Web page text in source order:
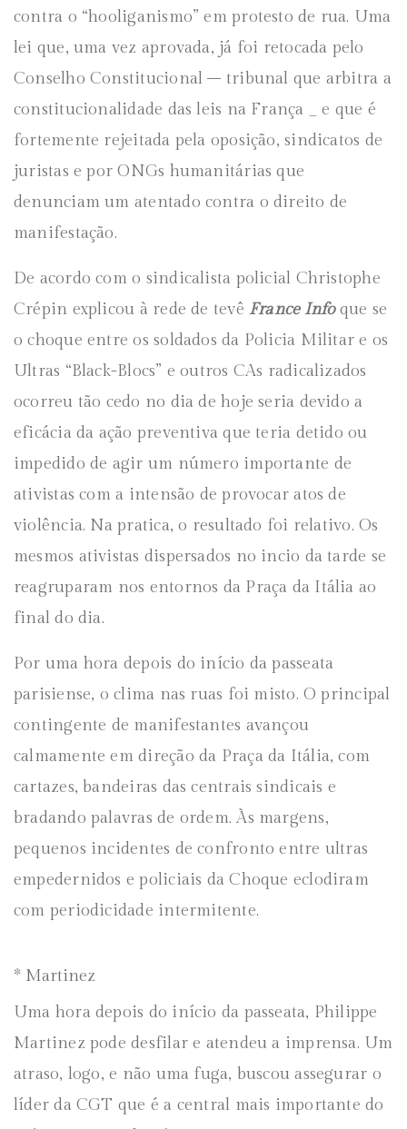
contra o “hooliganismo” em protesto de rua. Uma
lei que, uma vez aprovada, já foi retocada pelo
Conselho Constitucional – tribunal que arbitra a
constitucionalidade das leis na França _ e que é
fortemente rejeitada pela oposição, sindicatos de
juristas e por ONGs humanitárias que
denunciam um atentado contra o direito de
manifestação.
De acordo com o sindicalista policial Christophe
Crépin explicou à rede de tevê France Infoque se
o choque entre os soldados da Policia Militar e os
Ultras “Black-Blocs” e outros CAs radicalizados
ocorreu tão cedo no dia de hoje seria devido a
eficácia da ação preventiva que teria detido ou
impedido de agir um número importante de
ativistas com a intensão de provocar atos de
violência. Na pratica, o resultado foi relativo. Os
mesmos ativistas dispersados no incio da tarde se
reagruparam nos entornos da Praça da Itália ao
final do dia.
Por uma hora depois do início da passeata
parisiense, o clima nas ruas foi misto. O principal
contingente de manifestantes avançou
calmamente em direção da Praça da Itália, com
cartazes, bandeiras das centrais sindicais e
bradando palavras de ordem. Às margens,
pequenos incidentes de confronto entre ultras
empedernidos e policiais da Choque eclodiram
com periodicidade intermitente.
* Martinez
Uma hora depois do início da passeata, Philippe
Martinez pode desfilar e atendeu a imprensa. Um
atraso, logo, e não uma fuga, buscou assegurar o
líder da CGT que é a central mais importante do